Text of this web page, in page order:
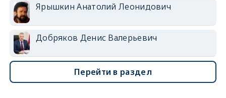
Ярышкин Анатолий Леонидович
Добряков Денис Валерьевич
Перейти в раздел